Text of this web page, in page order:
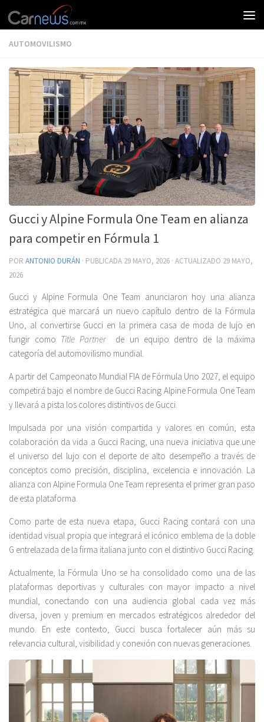
AUTOMOVILISMO
Gucci y Alpine Formula One Team en alianza
para competir en Fórmula 1
POR ANTONIO DURÁN · PUBLICADA 29 MAYO, 2026 · ACTUALIZADO 29 MAYO,
2026
Gucci y Alpine Formula One Team anunciaron hoy una alianza
estratégica que marcará un nuevo capítulo dentro de la Fórmula
Uno, al convertirse Gucci en la primera casa de moda de lujo en
fungir como Title Partner de un equipo dentro de la máxima
categoría del automovilismo mundial.
A partir del Campeonato Mundial FIA de Fórmula Uno 2027, el equipo
competirá bajo el nombre de Gucci Racing Alpine Formula One Team
y llevará a pista los colores distintivos de Gucci.
Impulsada por una visión compartida y valores en común, esta
colaboración da vida a Gucci Racing, una nueva iniciativa que une
el universo del lujo con el deporte de alto desempeño a través de
conceptos como precisión, disciplina, excelencia e innovación. La
alianza con Alpine Formula One Team representa el primer gran paso
de esta plataforma.
Como parte de esta nueva etapa, Gucci Racing contará con una
identidad visual propia que integrará el icónico emblema de la doble
G entrelazada de la firma italiana junto con el distintivo Gucci Racing.
Actualmente, la Fórmula Uno se ha consolidado como una de las
plataformas deportivas y culturales con mayor impacto a nivel
mundial, conectando con una audiencia global cada vez más
diversa, joven y premium en mercados estratégicos alrededor del
mundo. En este contexto, Gucci busca fortalecer aún más su
relevancia cultural, visibilidad y conexión con nuevas generaciones.